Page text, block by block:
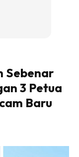
Sebenar
3 Petua
Baru